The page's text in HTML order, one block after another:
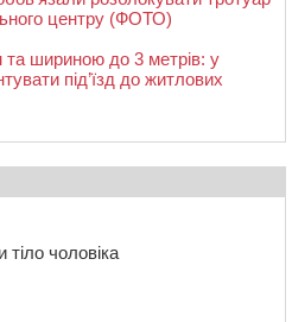
центру (ФОТО)
шириною до 3 метрів: у
під’їзд до житлових
тіло чоловіка